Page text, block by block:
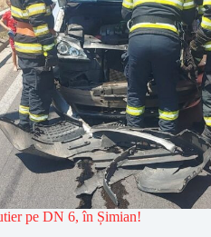
pe DN 6, în Șimian!